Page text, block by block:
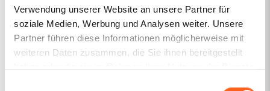
Verwendung unserer Website an unsere Partner für
soziale Medien, Werbung und Analysen weiter. Unsere
Partner führen diese Informationen möglicherweise mit
weiteren Daten zusammen, die Sie ihnen bereitgestellt
haben oder die sie im Rahmen Ihrer Nutzung der Dienste
den 5 Sternchen :-)
Dr. Kerstin Meißner
Maximilian Huge
Geschäftsführer -Zur Marke
Philipp Spiegelhoff
Selbstständiger - Zur Marke